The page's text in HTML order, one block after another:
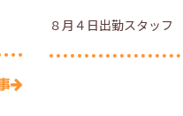
８月４日出勤スタッフ